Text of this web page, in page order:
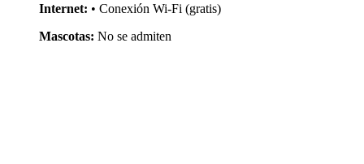
Internet: • Conexión Wi-Fi (gratis)
Mascotas: No se admiten